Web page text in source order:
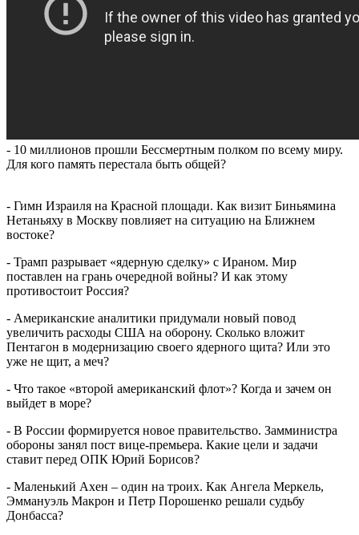
- 10 миллионов прошли Бессмертным полком по всему миру.
Для кого память перестала быть общей?
- Гимн Израиля на Красной площади. Как визит Биньямина
Нетаньяху в Москву повлияет на ситуацию на Ближнем
востоке?
- Трамп разрывает «ядерную сделку» с Ираном. Мир
поставлен на грань очередной войны? И как этому
противостоит Россия?
- Американские аналитики придумали новый повод
увеличить расходы США на оборону. Сколько вложит
Пентагон в модернизацию своего ядерного щита? Или это
уже не щит, а меч?
- Что такое «второй американский флот»? Когда и зачем он
выйдет в море?
- В России формируется новое правительство. Замминистра
обороны занял пост вице-премьера. Какие цели и задачи
ставит перед ОПК Юрий Борисов?
- Маленький Ахен – один на троих. Как Ангела Меркель,
Эммануэль Макрон и Петр Порошенко решали судьбу
Донбасса?